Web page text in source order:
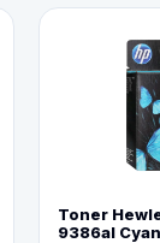
Toner
9386al